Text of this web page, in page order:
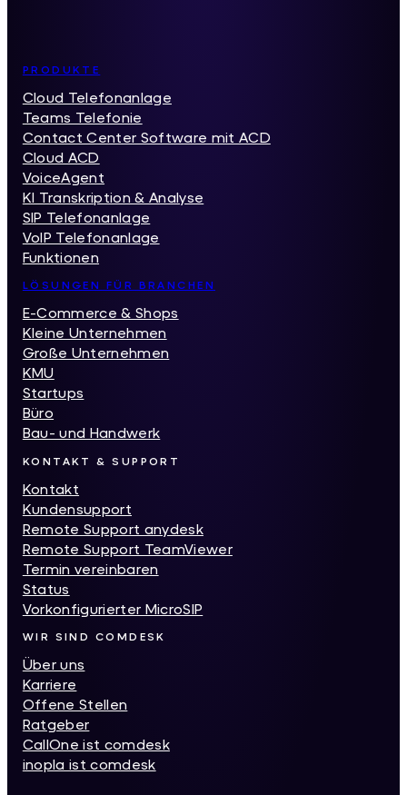
Inhaltsverzeichnis
PRODUKTE
Cloud Telefonanlage
Teams Telefonie
Contact Center Software mit ACD
Cloud ACD
VoiceAgent
KI Transkription & Analyse
SIP Telefonanlage
VoIP Telefonanlage
Funktionen
LÖSUNGEN FÜR BRANCHEN
E-Commerce & Shops
Kleine Unternehmen
Große Unternehmen
KMU
Startups
Büro
Bau- und Handwerk
KONTAKT & SUPPORT
Kontakt
Kundensupport
Remote Support anydesk
Remote Support TeamViewer
Termin vereinbaren
Status
Vorkonfigurierter MicroSIP
WIR SIND COMDESK
Über uns
Karriere
Offene Stellen
Ratgeber
CallOne ist comdesk
inopla ist comdesk